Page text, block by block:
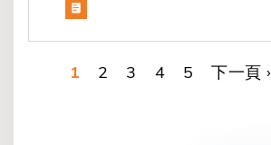
Pagination目前頁面
1 頁面
2 頁面
3 頁面
4 頁面
5 下一頁
下一頁 ›